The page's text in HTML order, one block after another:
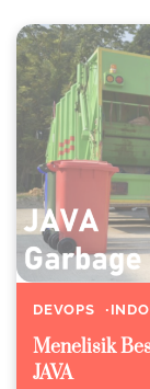
DEVOPS
Menelisik
JAVA